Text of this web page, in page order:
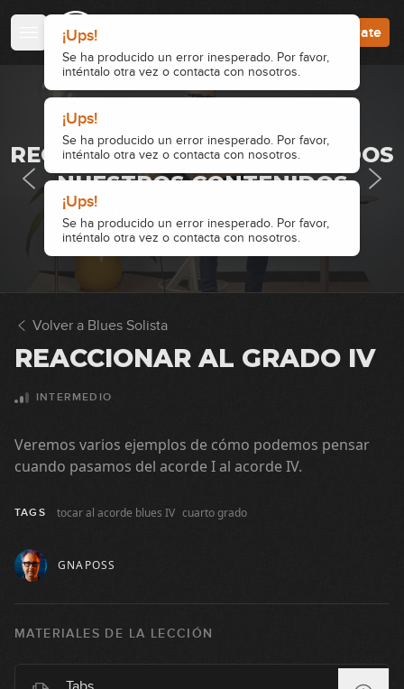
¡Ups!
Se ha producido un error inesperado. Por favor,
inténtalo otra vez o contacta con nosotros.
¡Ups!
Se ha producido un error inesperado. Por favor,
inténtalo otra vez o contacta con nosotros.
¡Ups!
Se ha producido un error inesperado. Por favor,
inténtalo otra vez o contacta con nosotros.
Regístrate
REGÍSTRATE Y ACCEDE A TODOS
NUESTROS CONTENIDOS
Accede Regístrate
Volver a Blues Solista
REACCIONAR AL GRADO IV
INTERMEDIO
Veremos varios ejemplos de cómo podemos pensar
cuando pasamos del acorde I al acorde IV.
TAGS tocar al acorde blues IV cuarto grado
GNAPOSS
MATERIALES DE LA LECCIÓN
07:35
Fundamentos del fraseo: Menos
Escala de blues: Posición 4 y
3
Escala de Blues: Posición 2 y
extensiones
Pentatónica mayor
07:48
Blues boxes (parte 1)